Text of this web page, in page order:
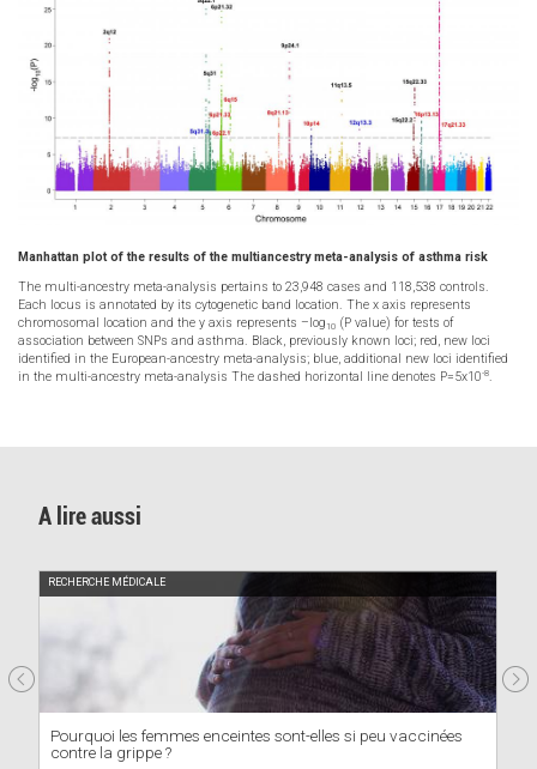
Manhattan plot of the results of the multiancestry meta-analysis of asthma risk
The multi-ancestry meta-analysis pertains to 23,948 cases and 118,538 controls.
Each locus is annotated by its cytogenetic band location. The x axis represents
chromosomal location and the y axis represents –log 10 (P value) for tests of
association between SNPs and asthma. Black, previously known loci; red, new loci
identified in the European-ancestry meta-analysis; blue, additional new loci identified
in the multi-ancestry meta-analysis The dashed horizontal line denotes P=5x10-8.
A lire aussi
RECHERCHE MÉDICALE
Pourquoi les femmes enceintes sont-elles si peu vaccinées
contre la grippe ?